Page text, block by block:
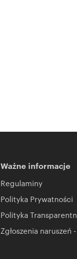
Ważne informacje
Regulaminy
Polityka Prywatności
Polityka
Zgłoszenia naruszeń